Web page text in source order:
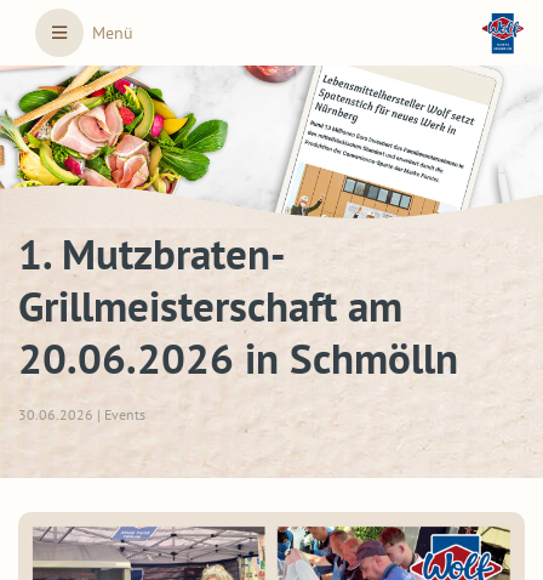
Skip to main content
Menü
1. Mutzbraten-
Grillmeisterschaft am
20.06.2026 in Schmölln
30.06.2026 | Events